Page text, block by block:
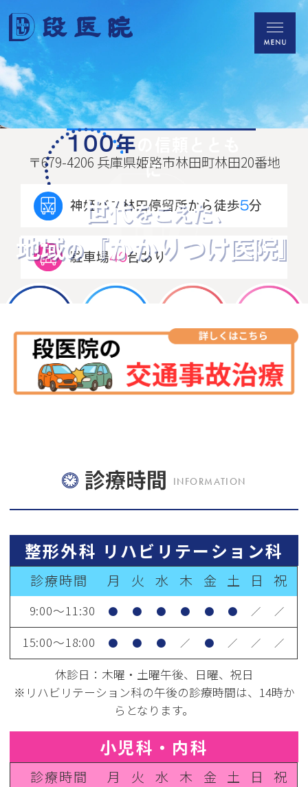
100年
に
世代をこえた、
地域の『かかりつけ医院』
〒679-4206 兵庫県姫路市林田町林田20番地
神姫バス林田停留所から徒歩5分
駐車場40台あり
診療時間 INFORMATION
整形外科 リハビリテーション科
診療時間 月 火 水 木 金 土 日 祝
9:00～11:30 ● ● ● ● ● ● ／ ／
15:00～18:00 ● ● ● ／ ● ／ ／ ／
休診日：木曜・土曜午後、日曜、祝日
※リハビリテーション科の午後の診療時間は、14時か
らとなります。
小児科・内科
診療時間 月 火 水 木 金 土 日 祝